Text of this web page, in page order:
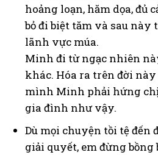
hoảng loạn, hăm dọa, đủ
bỏ đi biệt tăm và sau
lãnh vực múa.
Minh đi từ ngạc nhiên
khác. Hóa ra trên đời
mình Minh phải hứng
gia đình như vậy.
Dù mọi chuyện tồi tệ đến
giải quyết, em đừng bồng